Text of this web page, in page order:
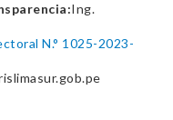
Ing.
N.° 1025-2023-